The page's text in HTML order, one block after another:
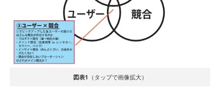
図表1 （タップで画像拡大）